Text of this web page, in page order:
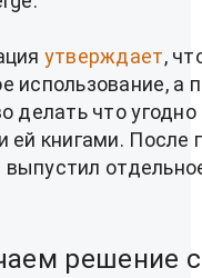
утверждает,
использование, а
делать что
ей книгами. После
решение